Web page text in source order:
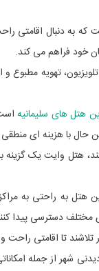
که به دنبال
خود فراهم می کند.
تهویه مطبوع و
هتل های سلیمانیه
حال با هزینه ای منطقی
هتل وایت یک گزینه
هتل به راحتی به
مختلف دسترسی پیدا
تا اقامتی
شهر از جمله